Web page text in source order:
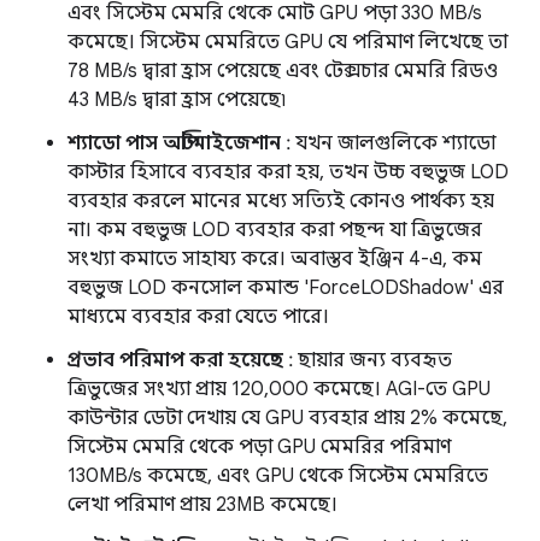
এবং সিস্টেম মেমরি থেকে মোট GPU পড়া 330 MB/s
কমেছে। সিস্টেম মেমরিতে GPU যে পরিমাণ লিখেছে তা
78 MB/s দ্বারা হ্রাস পেয়েছে এবং টেক্সচার মেমরি রিডও
43 MB/s দ্বারা হ্রাস পেয়েছে৷
শ্যাডো পাস অপ্টিমাইজেশান : যখন জালগুলিকে শ্যাডো
কাস্টার হিসাবে ব্যবহার করা হয়, তখন উচ্চ বহুভুজ LOD
ব্যবহার করলে মানের মধ্যে সত্যিই কোনও পার্থক্য হয়
না। কম বহুভুজ LOD ব্যবহার করা পছন্দ যা ত্রিভুজের
সংখ্যা কমাতে সাহায্য করে। অবাস্তব ইঞ্জিন 4-এ, কম
বহুভুজ LOD কনসোল কমান্ড 'ForceLODShadow' এর
মাধ্যমে ব্যবহার করা যেতে পারে।
প্রভাব পরিমাপ করা হয়েছে : ছায়ার জন্য ব্যবহৃত
ত্রিভুজের সংখ্যা প্রায় 120,000 কমেছে। AGI-তে GPU
কাউন্টার ডেটা দেখায় যে GPU ব্যবহার প্রায় 2% কমেছে,
সিস্টেম মেমরি থেকে পড়া GPU মেমরির পরিমাণ
130MB/s কমেছে, এবং GPU থেকে সিস্টেম মেমরিতে
লেখা পরিমাণ প্রায় 23MB কমেছে।